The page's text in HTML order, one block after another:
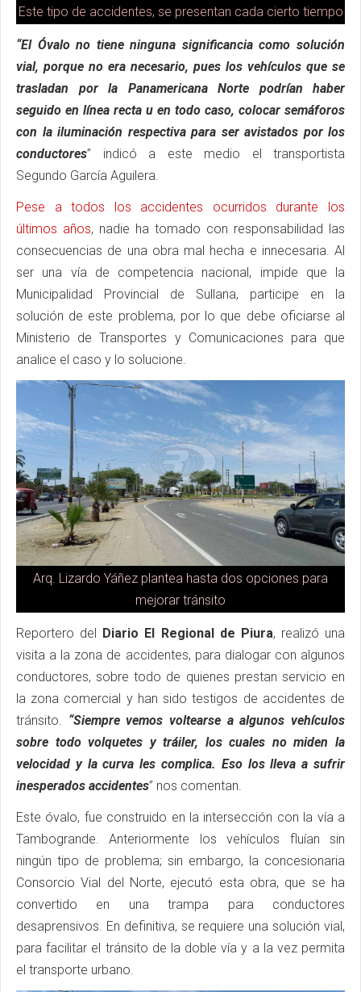
Este tipo de accidentes, se presentan cada cierto tiempo
“El Óvalo no tiene ninguna significancia como solución
vial, porque no era necesario, pues los vehículos que se
trasladan por la Panamericana Norte podrían haber
seguido en línea recta u en todo caso, colocar semáforos
con la iluminación respectiva para ser avistados por los
conductores” indicó a este medio el transportista
Segundo García Aguilera.
Pese a todos los accidentes ocurridos durante los
últimos años, nadie ha tomado con responsabilidad las
consecuencias de una obra mal hecha e innecesaria. Al
ser una vía de competencia nacional, impide que la
Municipalidad Provincial de Sullana, participe en la
solución de este problema, por lo que debe oficiarse al
Ministerio de Transportes y Comunicaciones para que
analice el caso y lo solucione.
Arq. Lizardo Yáñez plantea hasta dos opciones para
mejorar tránsito
Reportero del Diario El Regional de Piura, realizó una
visita a la zona de accidentes, para dialogar con algunos
conductores, sobre todo de quienes prestan servicio en
la zona comercial y han sido testigos de accidentes de
tránsito. “Siempre vemos voltearse a algunos vehículos
sobre todo volquetes y tráiler, los cuales no miden la
velocidad y la curva les complica. Eso los lleva a sufrir
inesperados accidentes” nos comentan.
Este óvalo, fue construido en la intersección con la vía a
Tambogrande. Anteriormente los vehículos fluían sin
ningún tipo de problema; sin embargo, la concesionaria
Consorcio Vial del Norte, ejecutó esta obra, que se ha
convertido en una trampa para conductores
desaprensivos. En definitiva, se requiere una solución vial,
para facilitar el tránsito de la doble vía y a la vez permita
el transporte urbano.